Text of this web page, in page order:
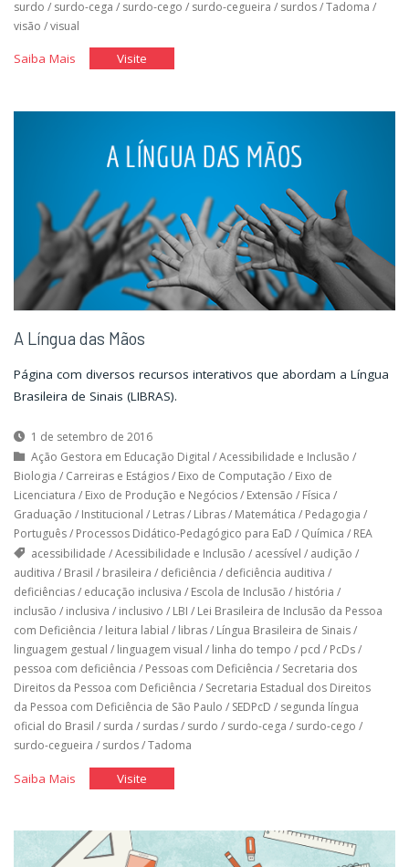
surdo / surdo-cega / surdo-cego / surdo-cegueira / surdos/Tadoma /
visão /visual
Saiba Mais"Jornada
pessoa
deficiência
no
mundo."
Visite"Jornada
pessoa
com
no
mundo."
A Língua das Mãos
Página com diversos recursos interativos que abordam a Língua
Brasileira de Sinais (LIBRAS).
1 de setembro de 2016
Ação Gestora em Educação Digital /Acessibilidade e Inclusão /
Biologia / Carreiras e Estágios/ Eixo de Computação / Eixo de
Licenciatura / Eixo de Produção e Negócios/ Extensão / Física /
Graduação / Institucional / Letras/ Libras/ Matemática / Pedagogia /
Português/ Processos Didático-Pedagógico para EaD / Química / REA
acessibilidade /Acessibilidade e Inclusão / acessível / audição /
auditiva / Brasil / brasileira / deficiência / deficiência auditiva /
deficiências/ educação inclusiva / Escola de Inclusão / história /
inclusão / inclusiva / inclusivo / LBI / Lei Brasileira de Inclusão da Pessoa
com Deficiência / leitura labial / libras/ Língua Brasileira de Sinais/
linguagem gestual / linguagem visual / linha do tempo / pcd / PcDs/
pessoa com deficiência / Pessoas com Deficiência / Secretaria dos
Direitos da Pessoa com Deficiência / Secretaria Estadual dos Direitos
da Pessoa com Deficiência de São Paulo / SEDPcD / segunda língua
oficial do Brasil / surda / surdas/ surdo / surdo-cega / surdo-cego /
surdo-cegueira / surdos/Tadoma
Saiba Mais"A
Mãos"
Visite"A
Mãos"